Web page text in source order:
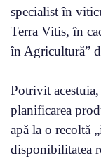
specialist în
Terra Vitis, în
în Agricultură”
Potrivit
planificarea
apă la o recoltă
disponibilitatea